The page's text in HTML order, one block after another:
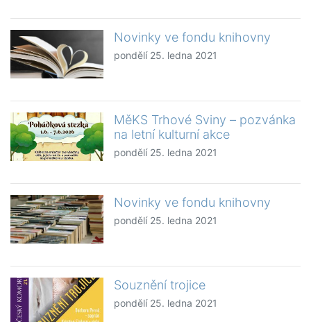
Novinky ve fondu knihovny
pondělí 25. ledna 2021
MěKS Trhové Sviny – pozvánka
na letní kulturní akce
pondělí 25. ledna 2021
Novinky ve fondu knihovny
pondělí 25. ledna 2021
Souznění trojice
pondělí 25. ledna 2021